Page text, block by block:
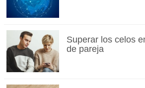
Superar los celos
de pareja